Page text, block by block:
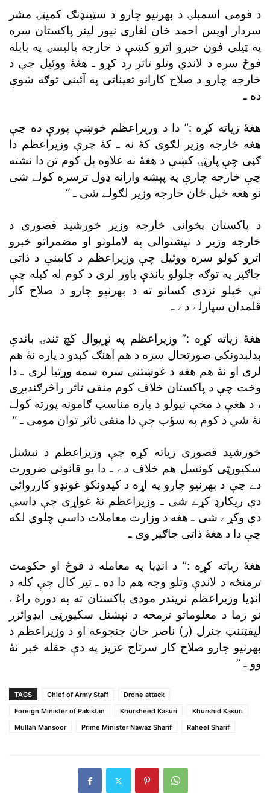
د قومى اسمبلۍ د بهرنيو چارو د سټينډنګ کميټۍ مشر
سردار اويس احمد خان لغارى نيوز لينز پاکستان سره
په ټيلى فون خبرو اترو کښې د خارجه پاليسۍ په بابله
فوځ سره د لاندي وتلو تاثر رد کړو ـ هغۀ ووئيل چې د
خارجه چارو د صلاح کارانو تعيناتى په آئينى توګه شوې
ده ـ
هغۀ زياته کړه :” دا د وزيراعظم خوښې پورې ده چې
هغه خارجه وزير لګوى کۀ نه ـ کۀ چرې وزيراعظم دا
ګڼى چې پارټۍ کښې د هغۀ نه علاوه بل کوم تن دا نشته
چې خارجه چارې په پېشه وارانه ډول ترسره کولے شى
نو هغه خپل ځان خارجه وزير لګولے شى ـ “
د پاکستان پخوانى خارجه وزير خورشيد قصورى د
خارجه وزير د نيشتوالى په لاملونو او مضمراتو خبرو
اترو کولو سره ووئيل چې وزيراعظم د کابينې د ذاتى
جاګير په توګه چلولو باندې باور لرى د کوم له کبله چې
ئې خپلو نزدې کسانو ته د بهرنيو چارو د صلاح کار
قلمدان سپارلے دے ـ
هغۀ زياته کړه :” وزيراعظم په نړيوال کچ تندۍ باندې
بدلېدونکى صورتحال سره د هم آهنګ کېدو د پاره نۀ هم
لرى او نۀ هم هغه د غوښتنې سره سمه وړتيا لرى ـ دا
وخت چې د پاکستان خلاف کوم منفى تاثر راڅرګنديږى
، د هغې د مخې نيولو د پاره مناسب ګامونه پورته کولے
نۀ شي د کوم په سؤب چې دا منفى تاثر توان مومى ـ “
خورشيد قصورى زياته کړه چې وزيراعظم د نېشنل
سکيورټى کونسل هم خلاف دے ـ دا يو قانونى ضرورت
دے چې د بهرنيو چارو په اړه د کيدونکو غونډو کارروائى
دې ريکارډ کړے شى ـ وزيراعظم نۀ غواړى چې داسې
دې وکړے شى ـ هغه د وزارت معاملات داسې چلوي لکه
چې دا د هغۀ ذاتى جاګير وى ـ
هغۀ زياته کړه :” د انډيا په معامله د فوځ او حکومت
ترمنځه د لاندې وتلو وجه هم دا ده ـ تير کال چې کله د
انډيا وزيراعظم نريندر مودى پاکستان ته په دوره راغے
نو زما د معلوماتو ترمخه د نېشنل سکيورټى ايډوائزر
ليفټننټ جنرل (ر) ناصر خان جنجوعه او د وزيراعظم د
بهرنيو چارو صلاح کار سرتاج عزيز په دې حقله خبر نۀ
وو ـ ”
TAGS Chief of Army Staff
Drone attack
Foreign Minister of Pakistan
Khursheed Kasuri
Khurshid Kasuri
Mullah Mansoor
Prime Minister Nawaz Sharif Raheel Sharif